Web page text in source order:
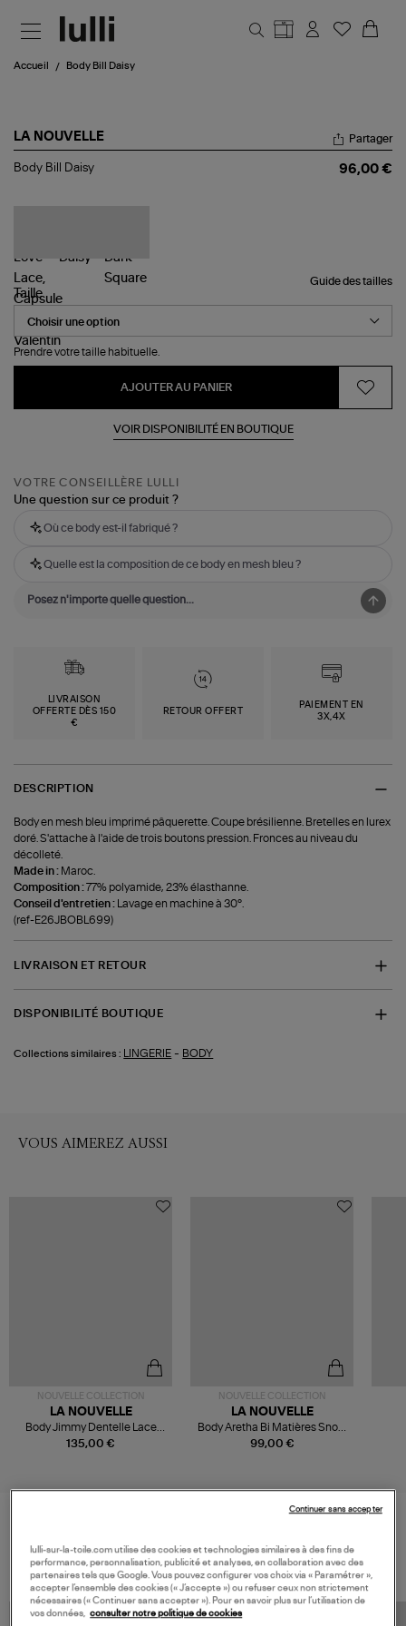
Accueil Body Bill Daisy
LA NOUVELLE
Body
Partager
Body Bill Daisy 96,00 €
Guide des tailles
Taille
Prendre votre taille habituelle.
AJOUTER AU PANIER
VOIR DISPONIBILITÉ EN BOUTIQUE
VOTRE CONSEILLÈRE LULLI
Une question sur ce produit ?
Où ce body est-il fabriqué ?
Quelle est la composition de ce body en mesh bleu ?
LIVRAISON
OFFERTE DÈS 150
€
RETOUR OFFERT
PAIEMENT EN
3X,4X
DESCRIPTION
Body en mesh bleu imprimé pâquerette. Coupe brésilienne. Bretelles en lurex
doré. S'attache à l'aide de trois boutons pression. Fronces au niveau du
décolleté.
Made in : Maroc.
Composition : 77% polyamide, 23% élasthanne.
Conseil d'entretien :
Lavage en machine à 30°.
(ref-E26JBOBL699)
LIVRAISON ET RETOUR
DISPONIBILITÉ BOUTIQUE
Collections similaires : LINGERIE - BODY
VOUS AIMEREZ AUSSI
NOUVELLE COLLECTION
135,00 €
LA NOUVELLE
Body Jimmy Dentelle Lace
Navy Velvet
NOUVELLE COLLECTION
99,00 €
LA NOUVELLE
Body Aretha Bi Matières Snow
Lace
VOS DERNIERS PRODUITS VUS
lulli-sur-la-toile.com utilise des cookies et technologies similaires à des fins de
performance, personnalisation, publicité et analyses, en collaboration avec des
partenaires tels que Google. Vous pouvez configurer vos choix via « Paramétrer »,
accepter l’ensemble des cookies (« J’accepte ») ou refuser ceux non strictement
nécessaires (« Continuer sans accepter »). Pour en savoir plus sur l’utilisation de
vos données, consulter notre politique de cookies
Continuer sans accepter